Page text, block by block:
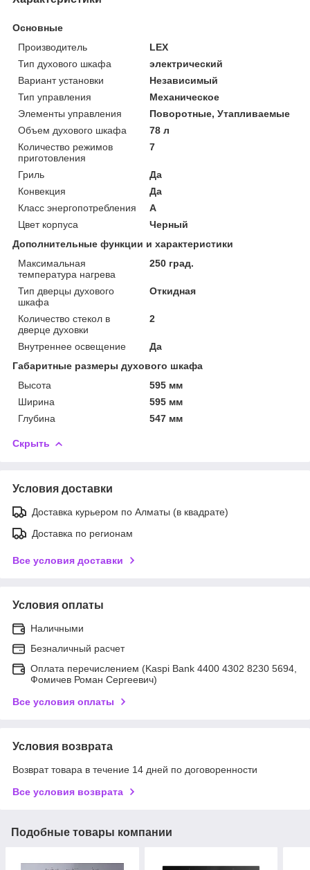
Основные
Производитель
LEX
Тип духового шкафа
электрический
Вариант установки
Независимый
Тип управления
Механическое
Элементы управления
Поворотные, Утапливаемые
Объем духового шкафа
78 л
Количество режимов
приготовления
7
Гриль
Да
Конвекция
Да
Класс энергопотребления
A
Цвет корпуса
Черный
Дополнительные функции и характеристики
Максимальная
температура нагрева
250 град.
Тип дверцы духового
шкафа
Откидная
Количество стекол в
дверце духовки
2
Внутреннее освещение
Да
Габаритные размеры духового шкафа
Высота
595 мм
Ширина
595 мм
Глубина
547 мм
Скрыть
Условия доставки
Доставка курьером по Алматы (в квадрате)
Доставка по регионам
Все условия доставки
Условия оплаты
Наличными
Безналичный расчет
Оплата перечислением (Kaspi Bank 4400 4302 8230 5694,
Фомичев Роман Сергеевич)
Все условия оплаты
Условия возврата
Возврат товара в течение 14 дней по договоренности
Все условия возврата
Подобные товары компании